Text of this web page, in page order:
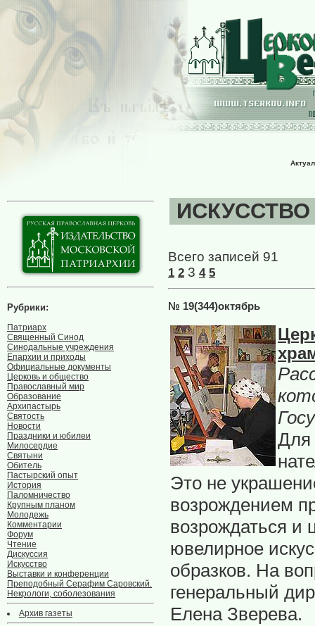
Рубрики:
Патриарх
Священный Синод
Синодальные учреждения
Епархии и приходы
Официальные документы
Церковь и общество
Православный мир
Образование
Архипастырь
Святость
Новости
Праздники и юбилеи
Милосердие
Святыни
Обитель
Пастырский опыт
История
Паломничество
Крупным планом
Молодежь
Комментарии
Форум
Чтение
Дискуссия
Искусство
Выставки и конференции
Преподобный Серафим Саровский.
Некрологи, соболезования
Архив газеты
ИСКУССТВО
Всего записей 91
1 2 3 4 5
№ 19(344)октябрь
Для
Это не
возрождением
возрождаться и
ювелирное
образков. На
генеральный
Елена Зверева.